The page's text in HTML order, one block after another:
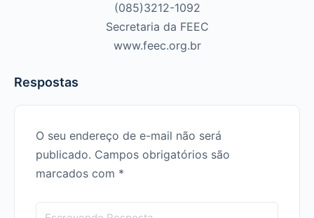
(085)3212-1092
Secretaria da FEEC
www.feec.org.br
Respostas
O seu endereço de e-mail não será
publicado. Campos obrigatórios são
marcados com *